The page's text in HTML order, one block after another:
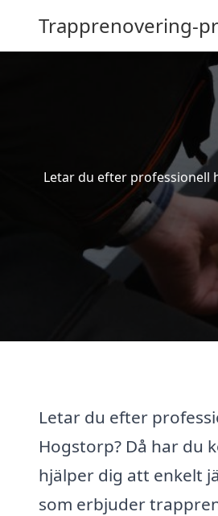
Trapprenovering-
Letar du efter professionell
Letar du efter
Hogstorp? Då har du
hjälper dig att enkelt
som erbjuder